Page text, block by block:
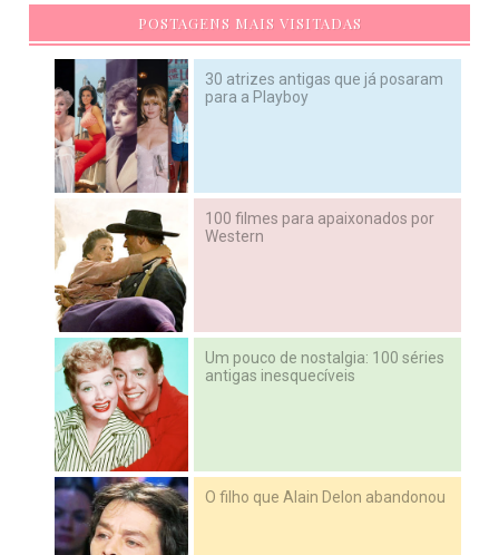
POSTAGENS MAIS VISITADAS
30 atrizes antigas que já posaram
para a Playboy
100 filmes para apaixonados por
Western
Um pouco de nostalgia: 100 séries
antigas inesquecíveis
O filho que Alain Delon abandonou